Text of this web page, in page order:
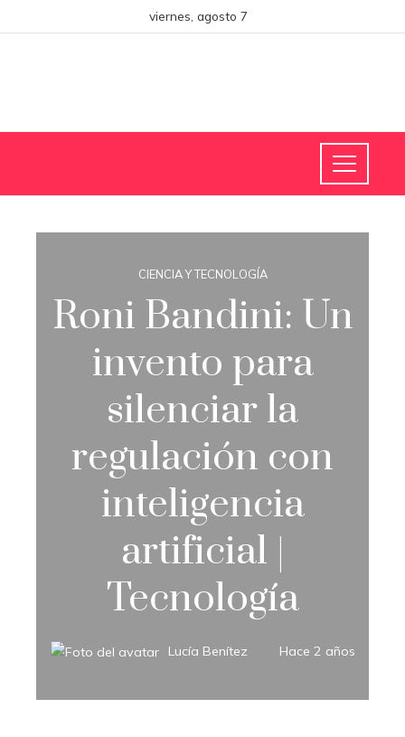
viernes, agosto 7
CIENCIA Y TECNOLOGÍA
Roni Bandini: Un
invento para
silenciar la
regulación con
inteligencia
artificial |
Tecnología
Lucía Benítez Hace 2 años